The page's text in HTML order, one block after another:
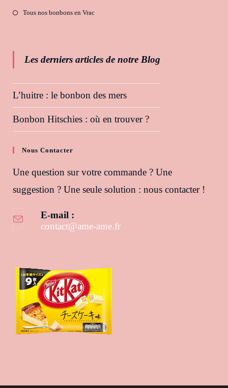
Tous nos bonbons en Vrac
Les derniers articles de notre Blog
L’huitre : le bonbon des mers
Bonbon Hitschies : où en trouver ?
Nous Contacter
Une question sur votre commande ? Une
suggestion ? Une seule solution : nous contacter !
E-mail :
contact@ame-ame.frS’ouvre dans votre application